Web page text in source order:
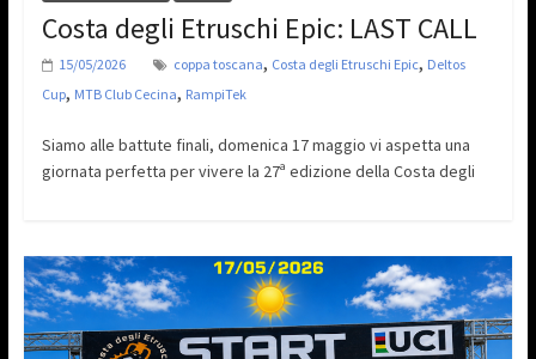
Costa degli Etruschi Epic: LAST CALL
15/05/2026 coppa toscana, Costa degli Etruschi Epic, Deltos
Cup, MTB Club Cecina, RampiTek
Siamo alle battute finali, domenica 17 maggio vi aspetta una
giornata perfetta per vivere la 27ª edizione della Costa degli